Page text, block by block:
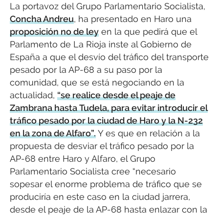
La portavoz del Grupo Parlamentario Socialista,
Concha Andreu, ha presentado en Haro una
proposición no de ley en la que pedirá que el
Parlamento de La Rioja inste al Gobierno de
España a que el desvío del tráfico del transporte
pesado por la AP-68 a su paso por la
comunidad, que se está negociando en la
actualidad, “se realice desde el peaje de
Zambrana hasta Tudela, para evitar introducir el
tráfico pesado por la ciudad de Haro y la N-232
en la zona de Alfaro”.Y es que en relación a la
propuesta de desviar el tráfico pesado por la
AP-68 entre Haro y Alfaro, el Grupo
Parlamentario Socialista cree “necesario
sopesar el enorme problema de tráfico que se
produciría en este caso en la ciudad jarrera,
desde el peaje de la AP-68 hasta enlazar con la